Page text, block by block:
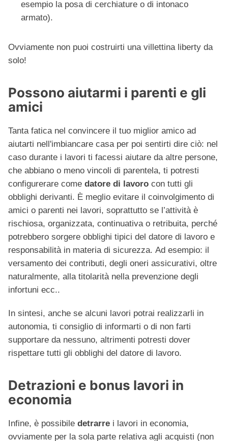
esempio la posa di cerchiature o di intonaco
armato).
Ovviamente non puoi costruirti una villettina liberty da
solo!
Possono aiutarmi i parenti e gli
amici
Tanta fatica nel convincere il tuo miglior amico ad
aiutarti nell'imbiancare casa per poi sentirti dire ciò: nel
caso durante i lavori ti facessi aiutare da altre persone,
che abbiano o meno vincoli di parentela, ti potresti
configurerare come datore di lavoro con tutti gli
obblighi derivanti. È meglio evitare il coinvolgimento di
amici o parenti nei lavori, soprattutto se l’attività è
rischiosa, organizzata, continuativa o retribuita, perché
potrebbero sorgere obblighi tipici del datore di lavoro e
responsabilità in materia di sicurezza. Ad esempio: il
versamento dei contributi, degli oneri assicurativi, oltre
naturalmente, alla titolarità nella prevenzione degli
infortuni ecc..
In sintesi, anche se alcuni lavori potrai realizzarli in
autonomia, ti consiglio di informarti o di non farti
supportare da nessuno, altrimenti potresti dover
rispettare tutti gli obblighi del datore di lavoro.
Detrazioni e bonus lavori in
economia
Infine, è possibile detrarre i lavori in economia,
ovviamente per la sola parte relativa agli acquisti (non